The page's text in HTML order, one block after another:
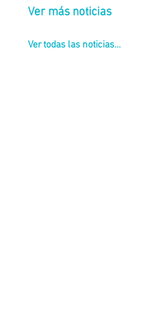
Ver más noticias
Ver todas las noticias...